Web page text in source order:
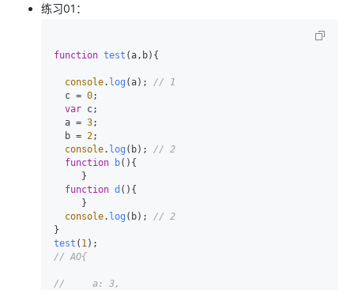
练习01：
function test (a,b){
console. log (a); // 1
  c =
0;
var c;
  a =
3;
  b =
2;
console. log (b); // 2
function
b( ){
function d ( ){
console. log (b); // 2
test ( 1
// AO{
//     a: 3,